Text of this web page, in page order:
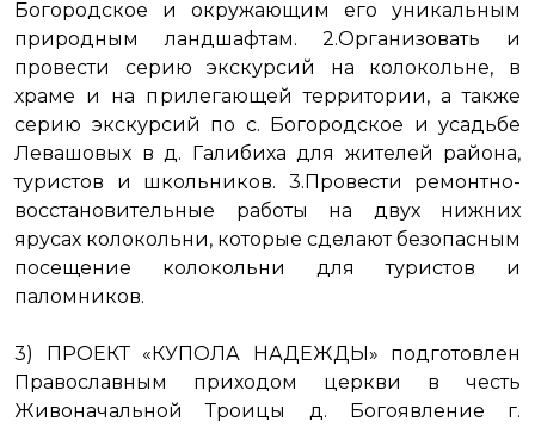
Богородское и окружающим его уникальным
природным ландшафтам. 2.Организовать и
провести серию экскурсий на колокольне, в
храме и на прилегающей территории, а также
серию экскурсий по с. Богородское и усадьбе
Левашовых в д. Галибиха для жителей района,
туристов и школьников. 3.Провести ремонтно-
восстановительные работы на двух нижних
ярусах колокольни, которые сделают безопасным
посещение колокольни для туристов и
паломников.
3) ПРОЕКТ «КУПОЛА НАДЕЖДЫ» подготовлен
Православным приходом церкви в честь
Живоначальной Троицы д. Богоявление г.